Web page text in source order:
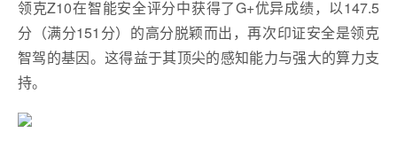
领克Z10在智能安全评分中获得了G+优异成绩，以147.5
分（满分151分）的高分脱颖而出，再次印证安全是领克
智驾的基因。这得益于其顶尖的感知能力与强大的算力支
持。